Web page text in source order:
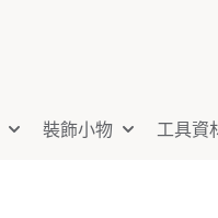
裝飾小物 工具資